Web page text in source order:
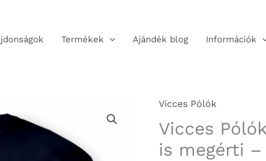
Termékek Ajándék blog Információk
Vicces Pólók
Vicces
is megérti –